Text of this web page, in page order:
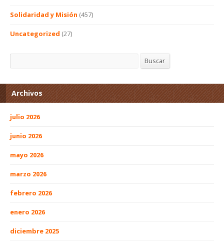
Solidaridad y Misión (457)
Uncategorized (27)
Buscar
Archivos
julio 2026
junio 2026
mayo 2026
marzo 2026
febrero 2026
enero 2026
diciembre 2025